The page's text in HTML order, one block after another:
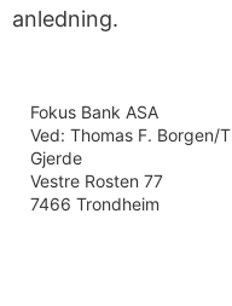
anledning.
Fokus Bank ASA
Ved: Thomas F. Borgen/
Gjerde
Vestre Rosten 77
7466 Trondheim